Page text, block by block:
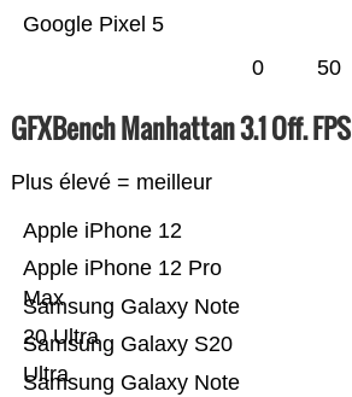
Google Pixel 5
0 50
GFXBench Manhattan 3.1 Off. FPS
Plus élevé = meilleur
Samsung Galaxy Note
Samsung Galaxy S20
Ultra
Samsung Galaxy Note
20 Ultra
Apple iPhone 12 Pro
Max
Apple iPhone 12